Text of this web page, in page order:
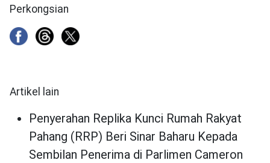
Perkongsian
Artikel lain
Penyerahan Replika Kunci Rumah Rakyat
Pahang (RRP) Beri Sinar Baharu Kepada
Sembilan Penerima di Parlimen Cameron